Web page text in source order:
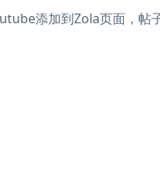
添加到Zola页面，帖